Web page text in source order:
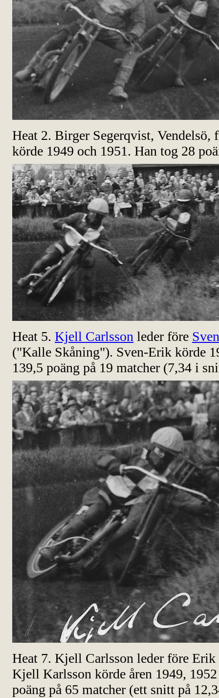
Heat 2. Birger Segerqvist, Vendelsö,
körde 1949 och 1951. Han tog 28
Heat 5. Kjell Carlsson leder före
("Kalle Skåning"). Sven-Erik körde
139,5 poäng på 19 matcher (7,34 i
Heat 7. Kjell Carlsson leder före
Kjell Karlsson körde åren 1949,
poäng på 65 matcher (ett snitt på